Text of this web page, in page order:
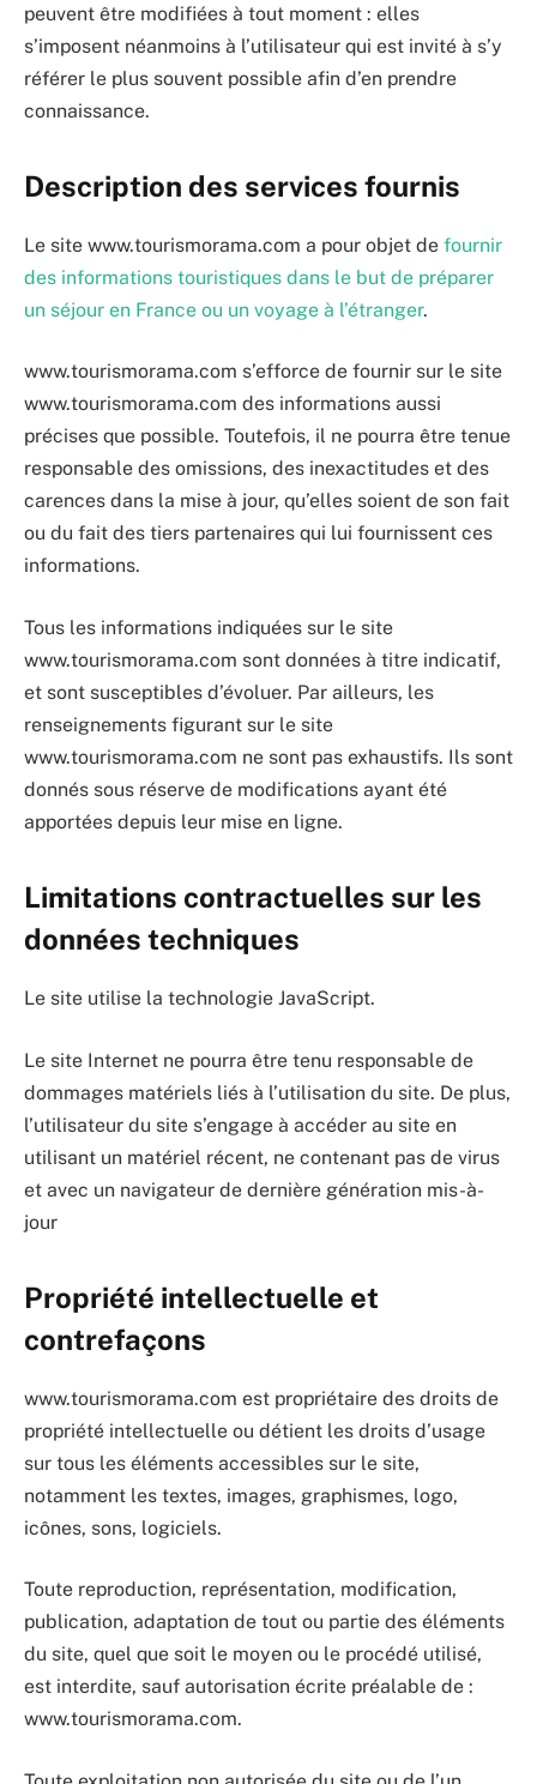
peuvent être modifiées à tout moment : elles
s’imposent néanmoins à l’utilisateur qui est invité à s’y
référer le plus souvent possible afin d’en prendre
connaissance.
Description des services fournis
Le site www.tourismorama.com a pour objet de fournir
des informations touristiques dans le but de préparer
un séjour en France ou un voyage à l’étranger.
www.tourismorama.com s’efforce de fournir sur le site
www.tourismorama.com des informations aussi
précises que possible. Toutefois, il ne pourra être tenue
responsable des omissions, des inexactitudes et des
carences dans la mise à jour, qu’elles soient de son fait
ou du fait des tiers partenaires qui lui fournissent ces
informations.
Tous les informations indiquées sur le site
www.tourismorama.com sont données à titre indicatif,
et sont susceptibles d’évoluer. Par ailleurs, les
renseignements figurant sur le site
www.tourismorama.com ne sont pas exhaustifs. Ils sont
donnés sous réserve de modifications ayant été
apportées depuis leur mise en ligne.
Limitations contractuelles sur les
données techniques
Le site utilise la technologie JavaScript.
Le site Internet ne pourra être tenu responsable de
dommages matériels liés à l’utilisation du site. De plus,
l’utilisateur du site s’engage à accéder au site en
utilisant un matériel récent, ne contenant pas de virus
et avec un navigateur de dernière génération mis-à-
jour
Propriété intellectuelle et
contrefaçons
www.tourismorama.com est propriétaire des droits de
propriété intellectuelle ou détient les droits d’usage
sur tous les éléments accessibles sur le site,
notamment les textes, images, graphismes, logo,
icônes, sons, logiciels.
Toute reproduction, représentation, modification,
publication, adaptation de tout ou partie des éléments
du site, quel que soit le moyen ou le procédé utilisé,
est interdite, sauf autorisation écrite préalable de :
www.tourismorama.com.